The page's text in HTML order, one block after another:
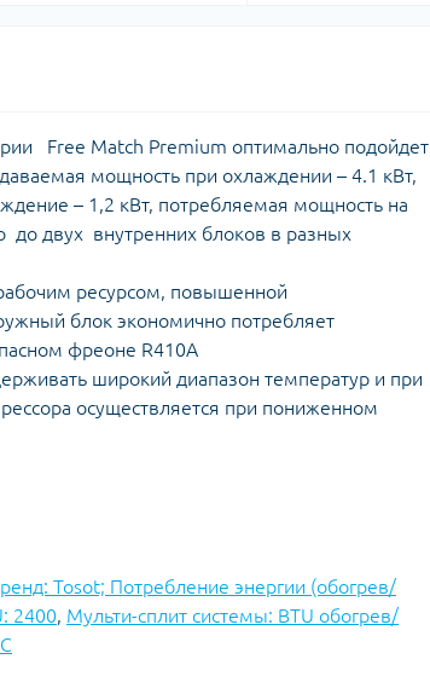
Free Match Premium оптимально подойдет
мощность при охлаждении – 4.1 кВт,
– 1,2 кВт, потребляемая мощность на
до двух внутренних блоков в разных
ресурсом, повышенной
блок экономично потребляет
фреоне R410A
широкий диапазон температур и при
осуществляется при пониженном
Tosot; Потребление энергии (обогрев/
2400, Мульти-сплит системы: BTU обогрев/